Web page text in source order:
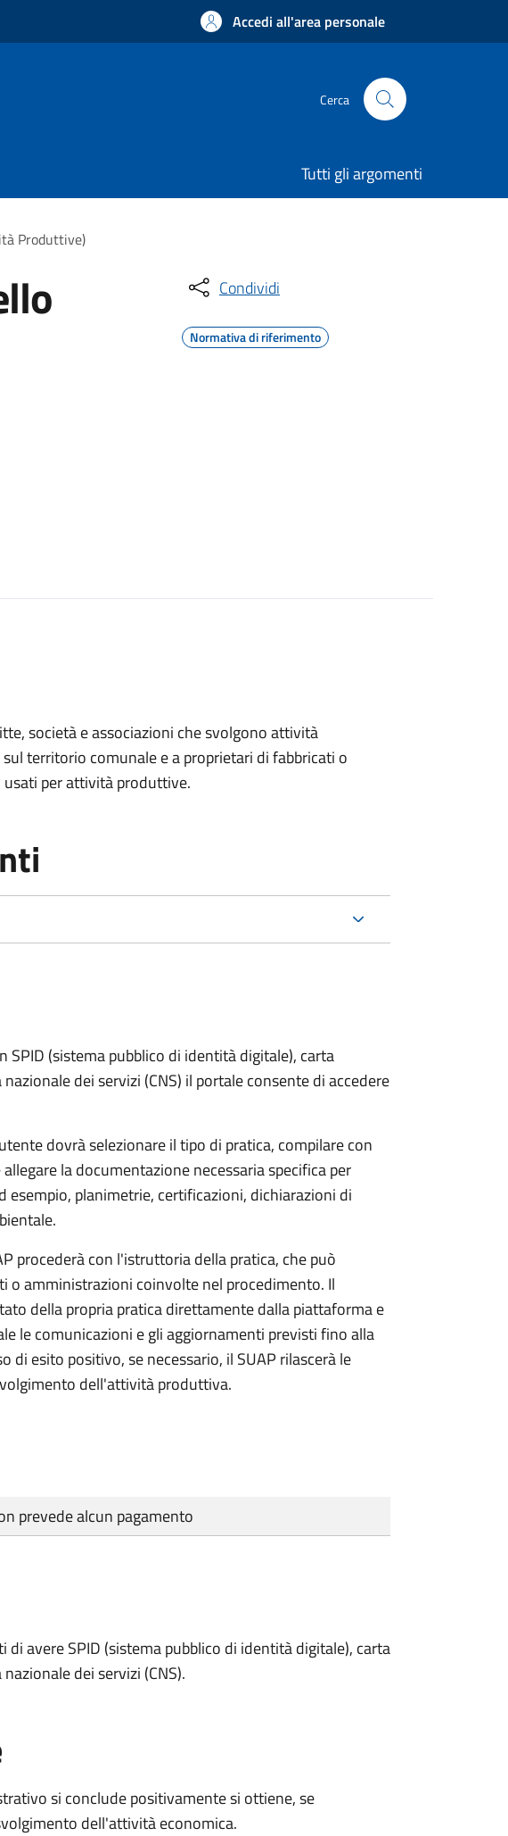
Accedi all'area personale
Cerca
Tutti gli argomenti
Produttive)
Condividi
Normativa di riferimento
società e associazioni che svolgono attività
territorio comunale e a proprietari di fabbricati o
per attività produttive.
(sistema pubblico di identità digitale), carta
dei servizi (CNS) il portale consente di accedere
dovrà selezionare il tipo di pratica, compilare con
la documentazione necessaria specifica per
esempio, planimetrie, certificazioni, dichiarazioni di
procederà con l'istruttoria della pratica, che può
o amministrazioni coinvolte nel procedimento. Il
della propria pratica direttamente dalla piattaforma e
le comunicazioni e gli aggiornamenti previsti fino alla
di esito positivo, se necessario, il SUAP rilascerà le
dell'attività produttiva.
prevede alcun pagamento
di avere SPID (sistema pubblico di identità digitale), carta
dei servizi (CNS).
si conclude positivamente si ottiene, se
dell'attività economica.